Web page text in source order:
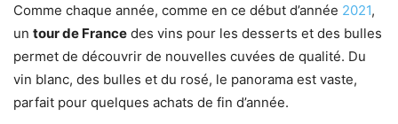
Comme chaque année, comme en ce début d’année 2021,
un tour de France des vins pour les desserts et des bulles
permet de découvrir de nouvelles cuvées de qualité. Du
vin blanc, des bulles et du rosé, le panorama est vaste,
parfait pour quelques achats de fin d’année.